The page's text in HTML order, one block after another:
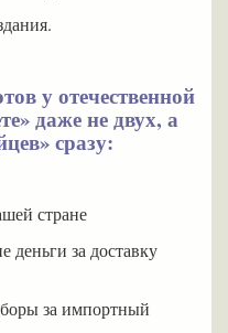
у отечественной
даже не двух, а
сразу:
стране
за доставку
за импортный